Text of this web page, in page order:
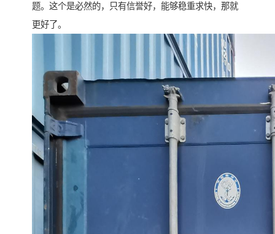
题。这个是必然的，只有信誉好，能够稳重求快，那就
更好了。